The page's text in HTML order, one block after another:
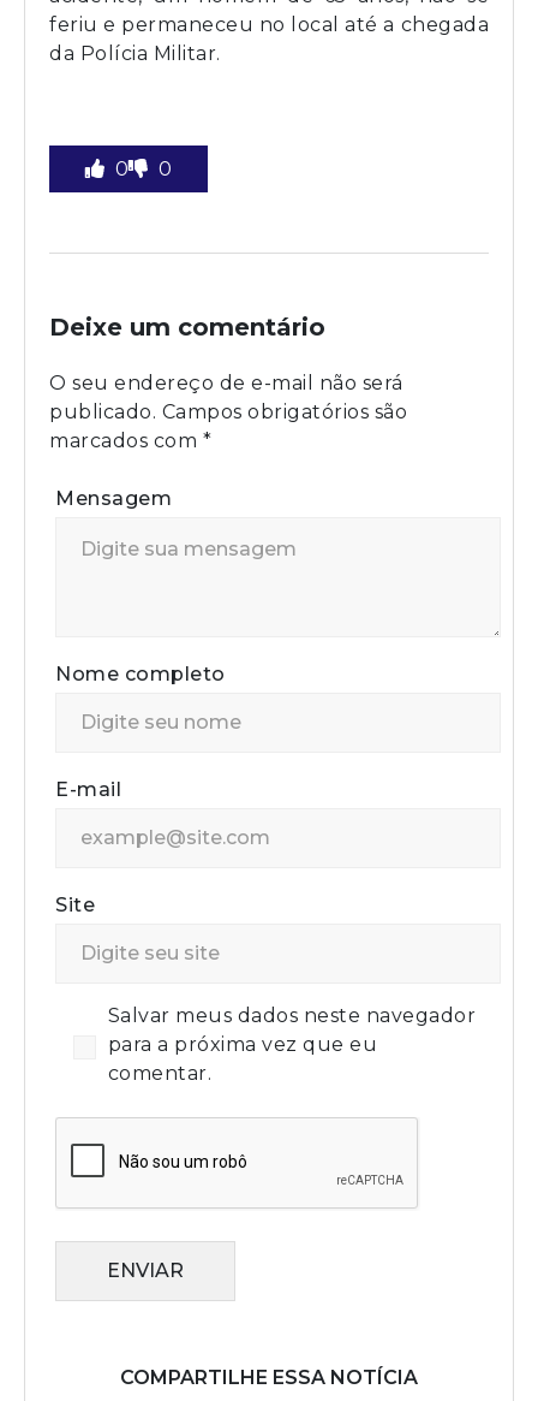
feriu e permaneceu no local até a chegada
da Polícia Militar.
0 0
Deixe um comentário
O seu endereço de e-mail não será
publicado. Campos obrigatórios são
marcados com *
Mensagem
Nome completo
E-mail
Site
Salvar meus dados neste navegador
para a próxima vez que eu
comentar.
ENVIAR
COMPARTILHE ESSA NOTÍCIA